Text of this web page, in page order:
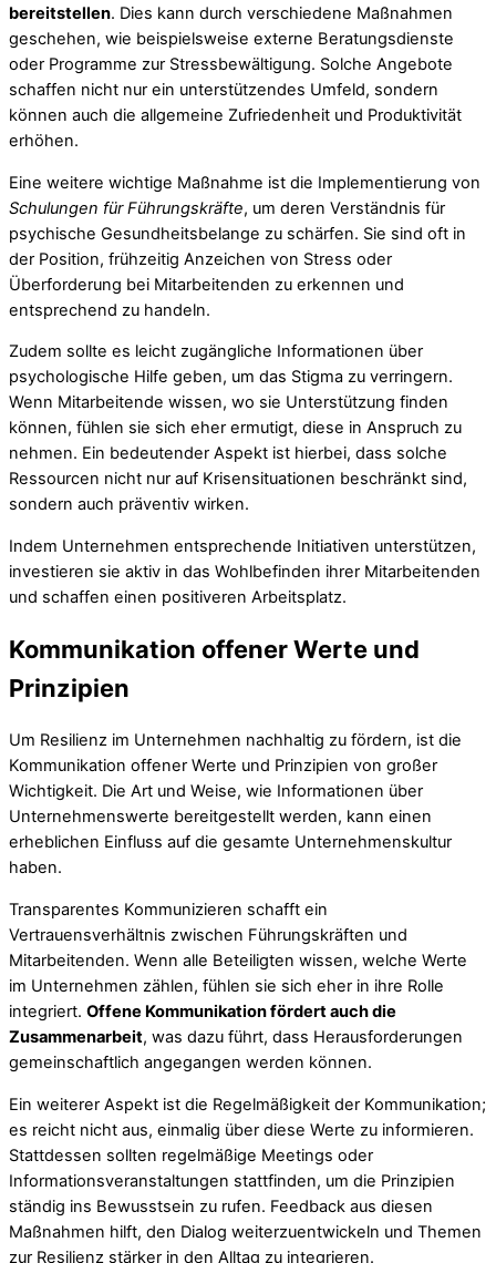
bereitstellen. Dies kann durch verschiedene Maßnahmen
geschehen, wie beispielsweise externe Beratungsdienste
oder Programme zur Stressbewältigung. Solche Angebote
schaffen nicht nur ein unterstützendes Umfeld, sondern
können auch die allgemeine Zufriedenheit und Produktivität
erhöhen.
Eine weitere wichtige Maßnahme ist die Implementierung von
Schulungen für Führungskräfte, um deren Verständnis für
psychische Gesundheitsbelange zu schärfen. Sie sind oft in
der Position, frühzeitig Anzeichen von Stress oder
Überforderung bei Mitarbeitenden zu erkennen und
entsprechend zu handeln.
Zudem sollte es leicht zugängliche Informationen über
psychologische Hilfe geben, um das Stigma zu verringern.
Wenn Mitarbeitende wissen, wo sie Unterstützung finden
können, fühlen sie sich eher ermutigt, diese in Anspruch zu
nehmen. Ein bedeutender Aspekt ist hierbei, dass solche
Ressourcen nicht nur auf Krisensituationen beschränkt sind,
sondern auch präventiv wirken.
Indem Unternehmen entsprechende Initiativen unterstützen,
investieren sie aktiv in das Wohlbefinden ihrer Mitarbeitenden
und schaffen einen positiveren Arbeitsplatz.
Kommunikation offener Werte und
Prinzipien
Um Resilienz im Unternehmen nachhaltig zu fördern, ist die
Kommunikation offener Werte und Prinzipien von großer
Wichtigkeit. Die Art und Weise, wie Informationen über
Unternehmenswerte bereitgestellt werden, kann einen
erheblichen Einfluss auf die gesamte Unternehmenskultur
haben.
Transparentes Kommunizieren schafft ein
Vertrauensverhältnis zwischen Führungskräften und
Mitarbeitenden. Wenn alle Beteiligten wissen, welche Werte
im Unternehmen zählen, fühlen sie sich eher in ihre Rolle
integriert. Offene Kommunikation fördert auch die
Zusammenarbeit, was dazu führt, dass Herausforderungen
gemeinschaftlich angegangen werden können.
Ein weiterer Aspekt ist die Regelmäßigkeit der Kommunikation;
es reicht nicht aus, einmalig über diese Werte zu informieren.
Stattdessen sollten regelmäßige Meetings oder
Informationsveranstaltungen stattfinden, um die Prinzipien
ständig ins Bewusstsein zu rufen. Feedback aus diesen
Maßnahmen hilft, den Dialog weiterzuentwickeln und Themen
zur Resilienz stärker in den Alltag zu integrieren.